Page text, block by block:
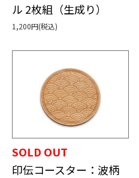
ル 2枚組（生成り）
1,200円(税込)
SOLD OUT
印伝コースター：波柄